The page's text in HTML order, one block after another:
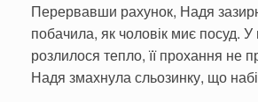
Перервавши рахунок, Надя
побачила, як чоловік миє посуд. У
розлилося тепло, її прохання не
Надя змахнула сльозинку, що